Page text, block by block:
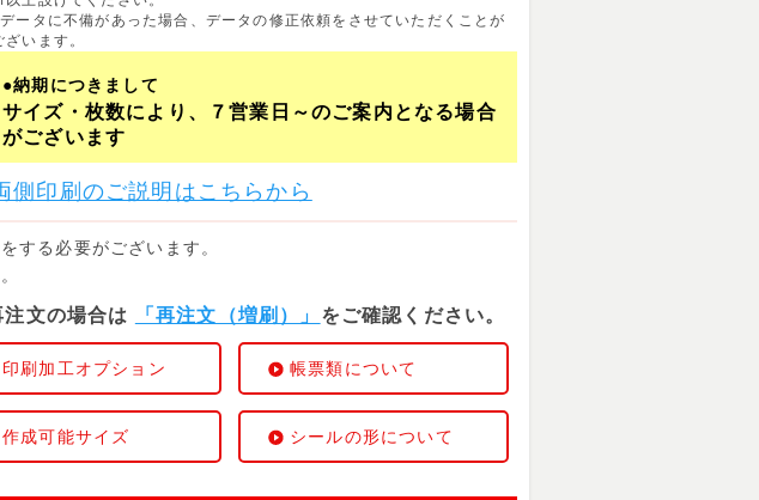
ータに不備があった場合、データの修正依頼をさせていただくことが
ざいます。
●納期につきまして
サイズ・枚数により、７営業日～のご案内となる場合
がございます
側印刷のご説明はこちらから
する必要がございます。
文の場合は 「再注文（増刷）」 をご確認ください。
印刷加工オプション 帳票類について
作成可能サイズ シールの形について